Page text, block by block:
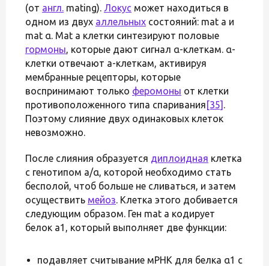
(от англ. mating). Локус может находиться в
одном из двух аллельных состояний: mat a и
mat α. Mat a клетки синтезируют половые
гормоны, которые дают сигнал α-клеткам. α-
клетки отвечают a-клеткам, активируя
мембранные рецепторы, которые
воспринимают только феромоны от клетки
противоположенного типа спаривания [35] .
Поэтому слияние двух одинаковых клеток
невозможно.
После слияния образуется диплоидная клетка
с генотипом a/α, которой необходимо стать
бесполой, чтоб больше не сливаться, и затем
осуществить мейоз. Клетка этого добивается
следующим образом. Ген mat а кодирует
белок a1, который выполняет две функции:
подавляет считывание мРНК для белка α1 с